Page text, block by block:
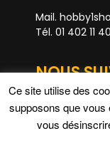
Mail.
Tél. 01 402 11
NOUS
Ce site utilise des
supposons que vous
vous